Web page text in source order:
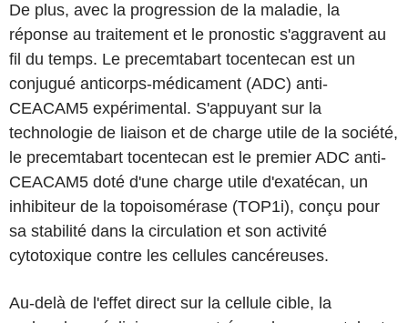
De plus, avec la progression de la maladie, la
réponse au traitement et le pronostic s'aggravent au
fil du temps. Le precemtabart tocentecan est un
conjugué anticorps-médicament (ADC) anti-
CEACAM5 expérimental. S'appuyant sur la
technologie de liaison et de charge utile de la société,
le precemtabart tocentecan est le premier ADC anti-
CEACAM5 doté d'une charge utile d'exatécan, un
inhibiteur de la topoisomérase (TOP1i), conçu pour
sa stabilité dans la circulation et son activité
cytotoxique contre les cellules cancéreuses.
Au-delà de l'effet direct sur la cellule cible, la